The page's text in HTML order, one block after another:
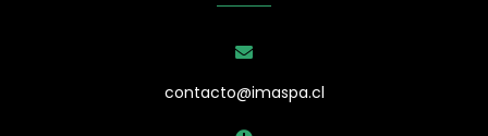
contacto@imaspa.cl